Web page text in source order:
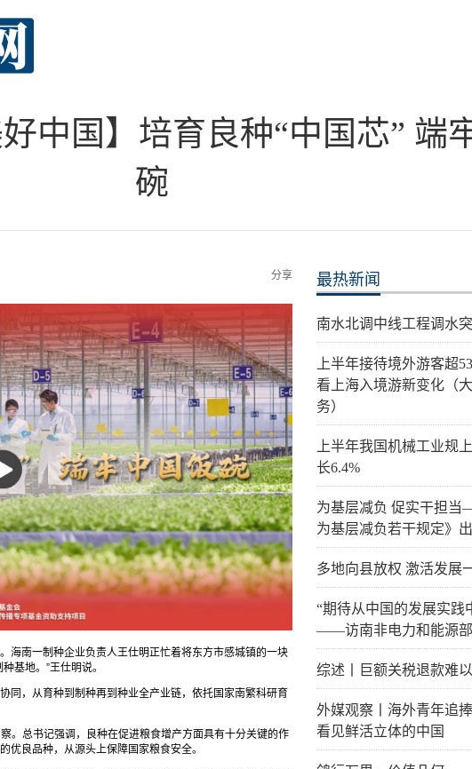
好中国】培育良种“中国芯” 端
碗
分享
海南一制种企业负责人王仕明正忙着将东方市感城镇的一块
基地。”王仕明说。
同，从育种到制种再到种业全产业链，依托国家南繁科研育
。总书记强调，良种在促进粮食增产方面具有十分关键的作
优良品种，从源头上保障国家粮食安全。
最热新闻
南水北调中线工程调水
上半年接待境外游客超
看上海入境游新变化（
务）
上半年我国机械工业规
长6.4%
为基层减负 促实干担
为基层减负若干规定》
多地向县放权 激活发展
“期待从中国的发展实践
——访南非电力和能源
综述丨巨额关税退款难
外媒观察丨海外青年追
看见鲜活立体的中国